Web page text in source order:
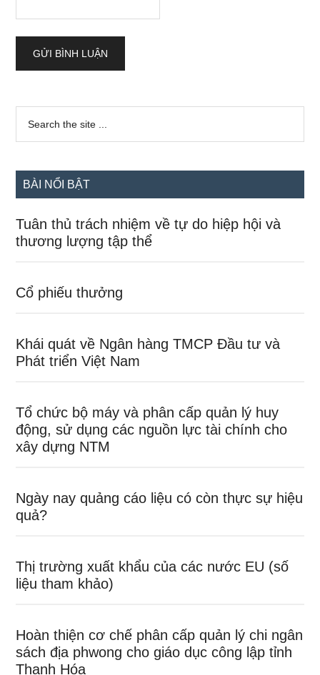
Sidebar
chính
...
BÀI NỔI BẬT
Tuân thủ trách nhiệm về tự do hiệp hội và
thương lượng tập thể
Cổ phiếu thưởng
Khái quát về Ngân hàng TMCP Đầu tư và
Phát triển Việt Nam
Tổ chức bộ máy và phân cấp quản lý huy
động, sử dụng các nguồn lực tài chính cho
xây dựng NTM
Ngày nay quảng cáo liệu có còn thực sự hiệu
quả?
Thị trường xuất khẩu của các nước EU (số
liệu tham khảo)
Hoàn thiện cơ chế phân cấp quản lý chi ngân
sách địa phwong cho giáo dục công lập tỉnh
Thanh Hóa